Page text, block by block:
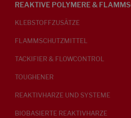
REAKTIVE POLYMERE &
KLEBSTOFFZUSÄTZE
FLAMMSCHUTZMITTEL
TACKIFIER & FLOWCONTROL
TOUGHENER
REAKTIVHARZE UND SYSTEME
BIOBASIERTE REAKTIVHARZE